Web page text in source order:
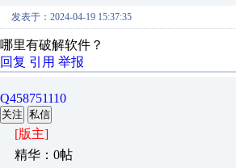
发表于：2024-04-19 15:37:35
哪里有破解软件？
回复 引用 举报
Q458751110
关注 私信
[版主]
精华：0帖